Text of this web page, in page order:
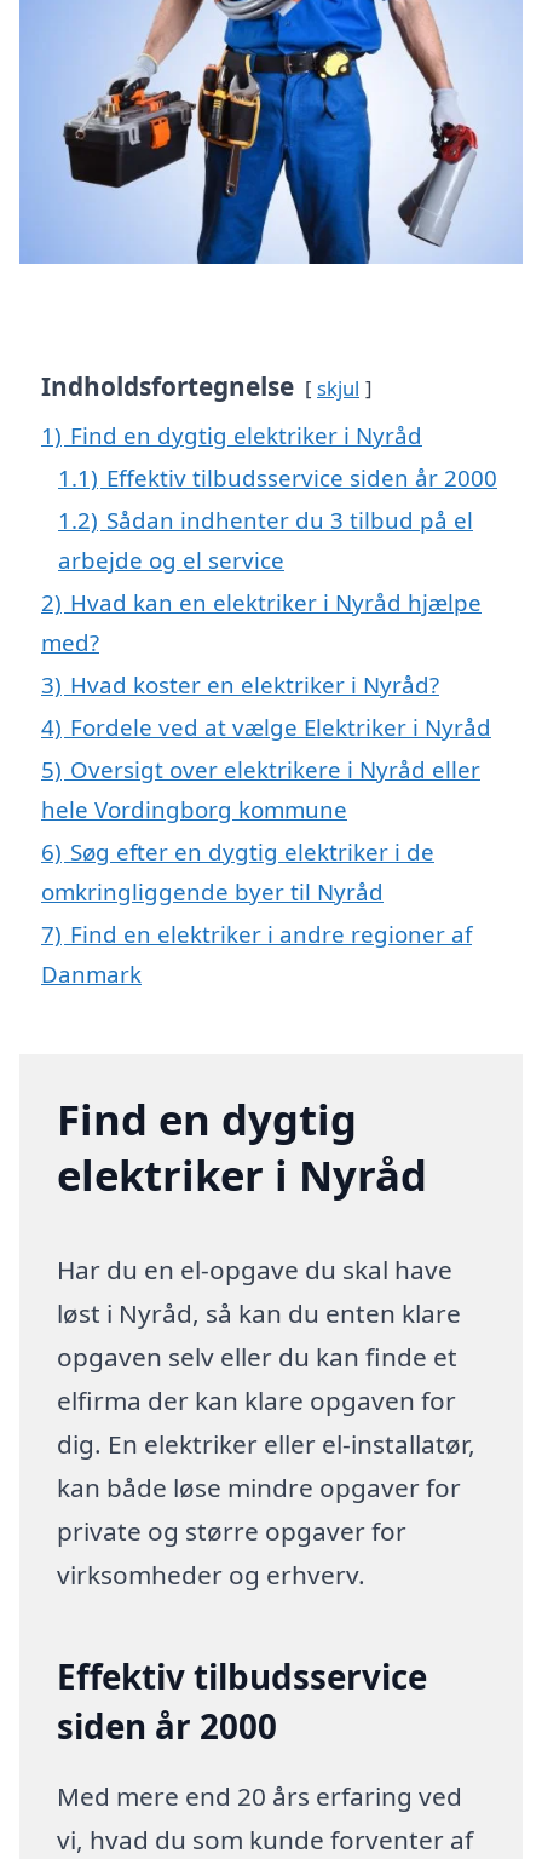
Indholdsfortegnelse skjul
1) Find en dygtig elektriker i Nyråd
1.1) Effektiv tilbudsservice siden år 2000
1.2) Sådan indhenter du 3 tilbud på el
arbejde og el service
2) Hvad kan en elektriker i Nyråd hjælpe
med?
3) Hvad koster en elektriker i Nyråd?
4) Fordele ved at vælge Elektriker i Nyråd
5) Oversigt over elektrikere i Nyråd eller
hele Vordingborg kommune
6) Søg efter en dygtig elektriker i de
omkringliggende byer til Nyråd
7) Find en elektriker i andre regioner af
Danmark
Find en dygtig
elektriker i Nyråd
Har du en el-opgave du skal have
løst i Nyråd, så kan du enten klare
opgaven selv eller du kan finde et
elfirma der kan klare opgaven for
dig. En elektriker eller el-installatør,
kan både løse mindre opgaver for
private og større opgaver for
virksomheder og erhverv.
Effektiv tilbudsservice
siden år 2000
Med mere end 20 års erfaring ved
vi, hvad du som kunde forventer af